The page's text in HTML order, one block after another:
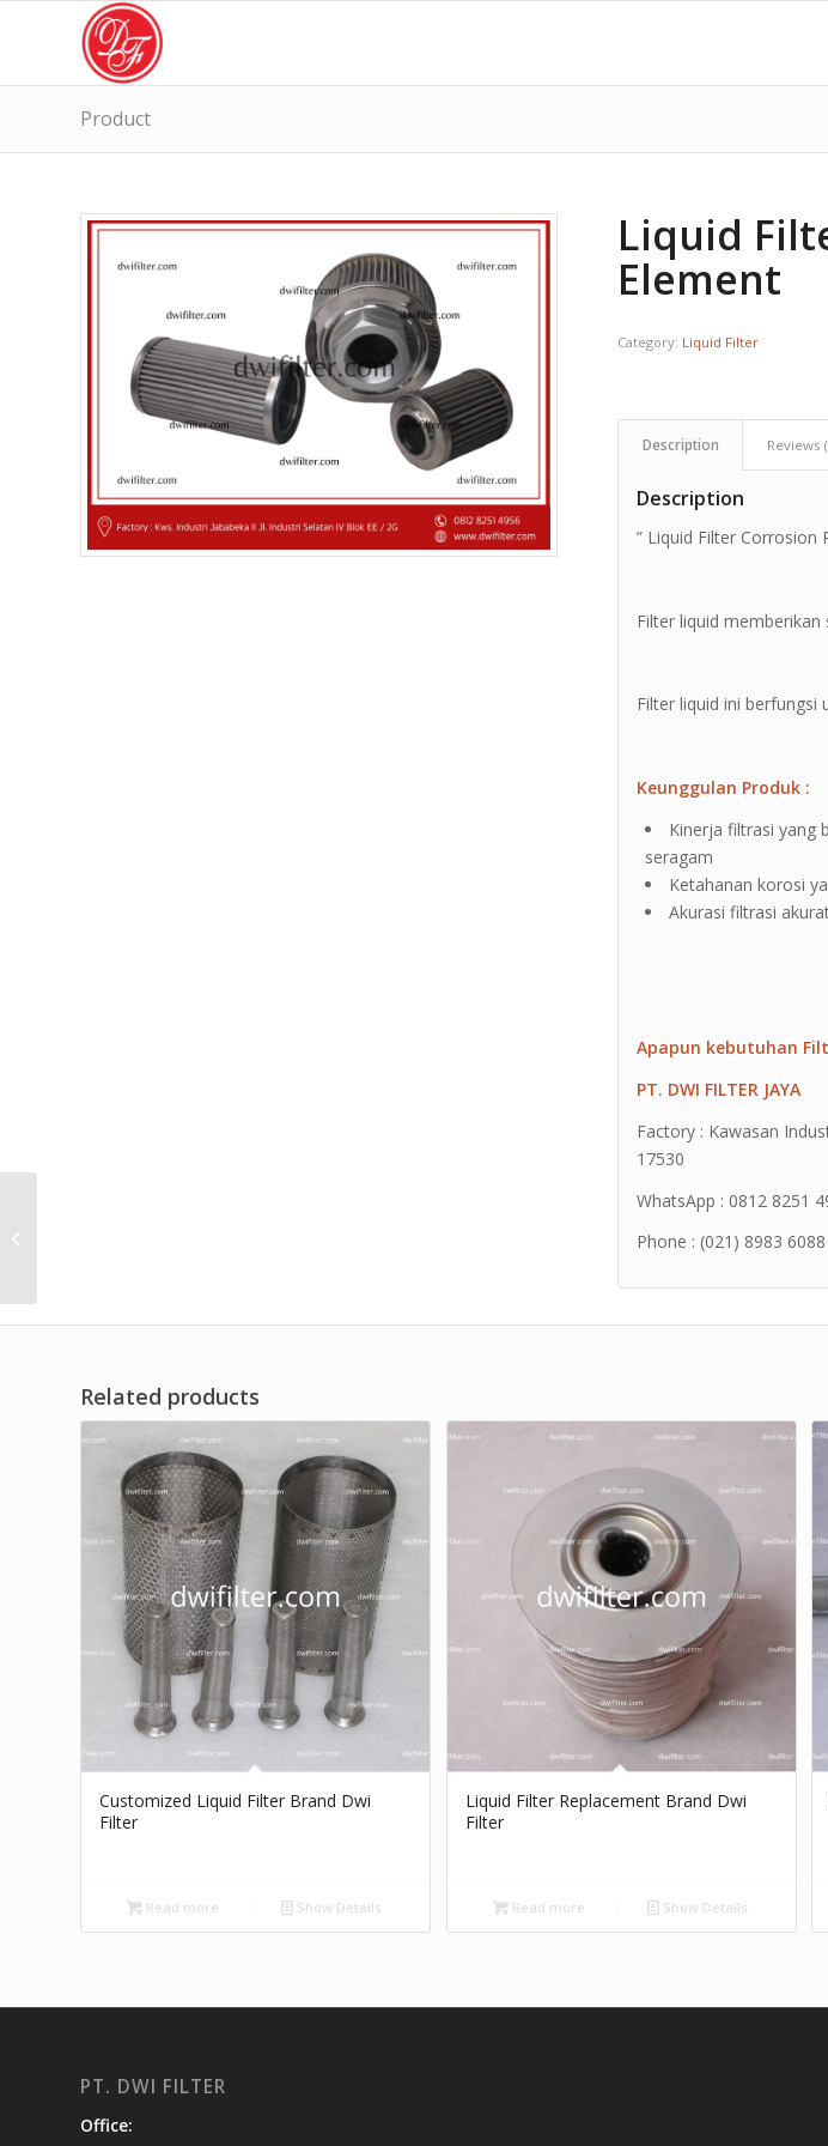
Product
Liquid
Element
Category: Liquid Filter
Description Reviews
Description
” Liquid Filter Corrosion
Filter liquid memberikan
Filter liquid ini berfungsi
Keunggulan Produk :
Kinerja filtrasi yang
seragam
Ketahanan korosi
Akurasi filtrasi
Apapun kebutuhan
PT. DWI FILTER JAYA
Factory : Kawasan
17530
WhatsApp : 0812 8251
Phone : (021) 8983 6088
Related products
Customized Liquid Filter Brand Dwi
Filter
Read more Show Details
Liquid Filter Replacement Brand Dwi
Filter
Read more Show Details
PT. DWI FILTER
Office: